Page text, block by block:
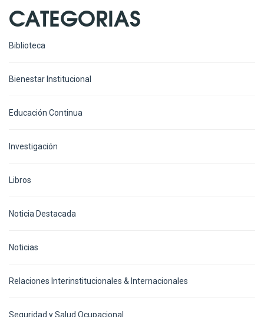
CATEGORIAS
Biblioteca
Bienestar Institucional
Educación Continua
Investigación
Libros
Noticia Destacada
Noticias
Relaciones Interinstitucionales & Internacionales
Seguridad y Salud Ocupacional